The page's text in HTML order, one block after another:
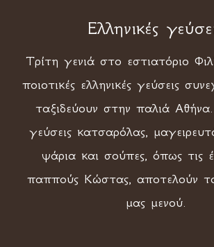
Ελληνικές
Τρίτη γενιά στο εστιατόριο
ποιοτικές ελληνικές γεύσεις
ταξιδεύουν στην παλιά
γεύσεις κατσαρόλας,
ψάρια και σούπες, όπως τις
παππούς Κώστας, αποτελούν
μας μενού.